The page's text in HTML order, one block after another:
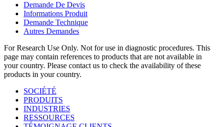
Demande De Devis
Informations Produit
Demande Technique
Autres Demandes
For Research Use Only. Not for use in diagnostic procedures. This
page may contain references to products that are not available in
your country. Please contact us to check the availability of these
products in your country.
SOCIÉTÉ
PRODUITS
INDUSTRIES
RESSOURCES